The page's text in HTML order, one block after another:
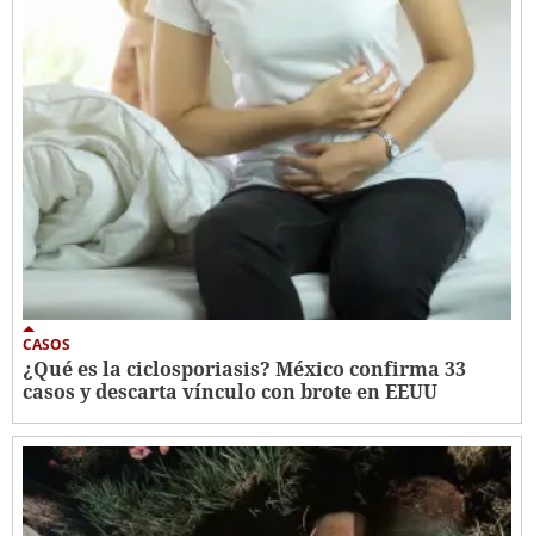
CASOS
¿Qué es la ciclosporiasis? México confirma 33
casos y descarta vínculo con brote en EEUU